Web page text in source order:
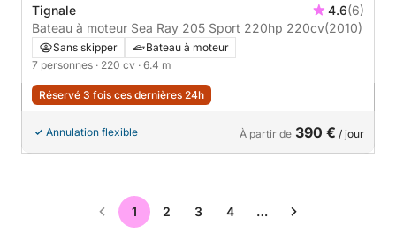
Tignale 4.6(6)
Bateau à moteur Sea Ray 205 Sport 220hp 220cv(2010)
Sans skipper
Bateau à moteur
7 personnes · 220 cv · 6.4 m
Réservé 3 fois ces dernières 24h
Annulation flexible À partir de 390 € / jour
1 2 3 4 …